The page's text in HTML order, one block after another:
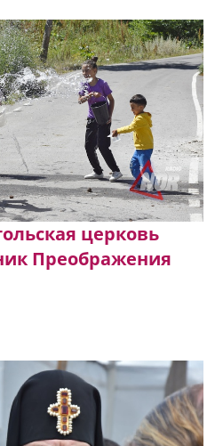
церковь
Преображения